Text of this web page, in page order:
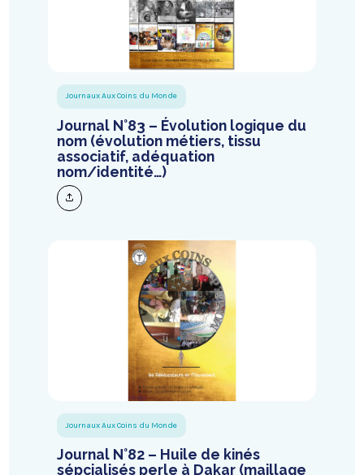
Journaux Aux Coins du Monde
Journal N°83 – Évolution logique du
nom (évolution métiers, tissu
associatif, adéquation
nom/identité…)
Journaux Aux Coins du Monde
Journal N°82 – Huile de kinés
sépcialisés perle à Dakar (maillage